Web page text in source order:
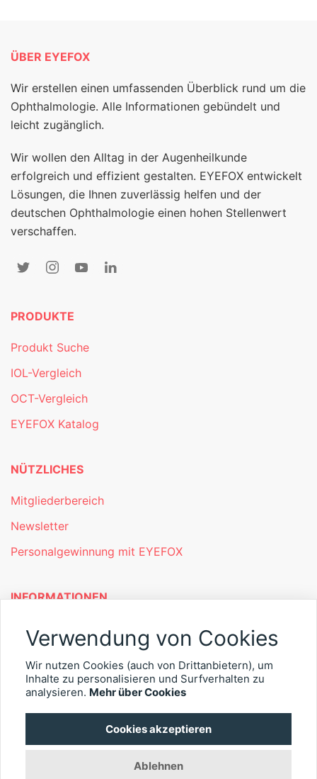
ÜBER EYEFOX
Wir erstellen einen umfassenden Überblick rund um die
Ophthalmologie. Alle Informationen gebündelt und
leicht zugänglich.
Wir wollen den Alltag in der Augenheilkunde
erfolgreich und effizient gestalten. EYEFOX entwickelt
Lösungen, die Ihnen zuverlässig helfen und der
deutschen Ophthalmologie einen hohen Stellenwert
verschaffen.
PRODUKTE
Produkt Suche
IOL-Vergleich
OCT-Vergleich
EYEFOX Katalog
NÜTZLICHES
Mitgliederbereich
Newsletter
Personalgewinnung mit EYEFOX
INFORMATIONEN
Was ist EYEFOX – Ihre Möglichkeiten
Kontakt
© 2026 EYEFOX UG (haftungsbeschränkt)
Verwendung von Cookies
Wir nutzen Cookies (auch von Drittanbietern), um
Inhalte zu personalisieren und Surfverhalten zu
analysieren. Mehr über Cookies
Cookies akzeptieren
Ablehnen